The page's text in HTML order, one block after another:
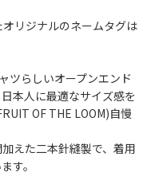
リジナルのネームタグは
ツらしいオープンエンド
本人に最適なサイズ感を
OF THE LOOM)自慢
えた二本針縫製で、着用
す。